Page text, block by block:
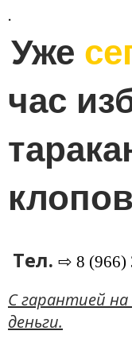
.
Уже
час
Тел. ⇨ 8 (966)
C гарантией
деньги.